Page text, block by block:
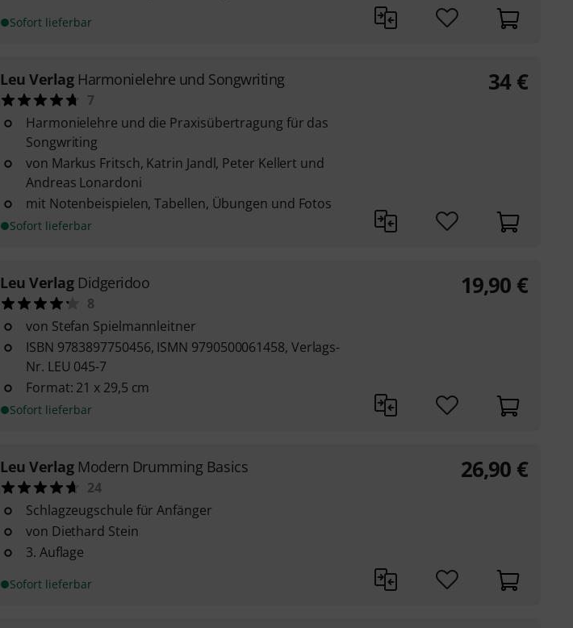
Sofort lieferbar
Leu Verlag Harmonielehre und Songwriting
7
Harmonielehre und die Praxisübertragung für das
Songwriting
von Markus Fritsch, Katrin Jandl, Peter Kellert und
Andreas Lonardoni
mit Notenbeispielen, Tabellen, Übungen und Fotos
Sofort lieferbar
34 €
Leu Verlag Didgeridoo
8
von Stefan Spielmannleitner
ISBN 9783897750456, ISMN 9790500061458, Verlags-
Nr. LEU 045-7
Format: 21 x 29,5 cm
Sofort lieferbar
19,90 €
Leu Verlag Modern Drumming Basics
24
Schlagzeugschule für Anfänger
von Diethard Stein
3. Auflage
Sofort lieferbar
26,90 €